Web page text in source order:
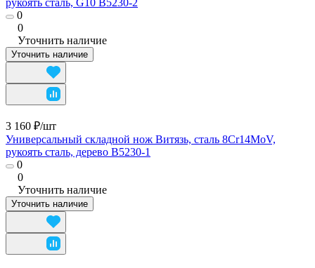
0
0
Уточнить наличие
Уточнить наличие
3 160 ₽/шт
Универсальный складной нож Витязь, сталь 8Cr14MoV,
рукоять сталь, дерево B5230-1
0
0
Уточнить наличие
Уточнить наличие